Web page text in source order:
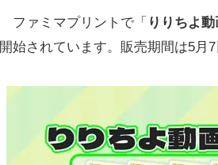
ファミマプリントで「 りりちよ
開始されています。販売期間は5月7